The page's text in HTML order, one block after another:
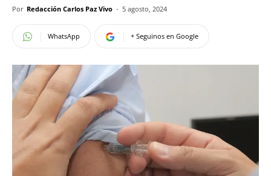
Por Redacción Carlos Paz Vivo - 5 agosto, 2024
WhatsApp + Seguinos en Google